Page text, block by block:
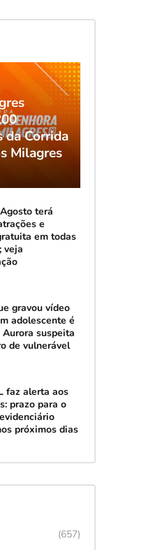
da Corrida
Milagres
terá
e
em todas
veja
gravou vídeo
adolescente é
Aurora suspeita
de vulnerável
faz alerta aos
prazo para o
próximos dias
(657)